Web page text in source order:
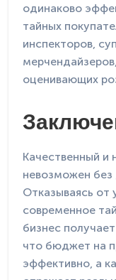
одинаково
тайных
инспекторов,
оценивающих
Качественный и
невозможен
Отказываясь от
современное
бизнес
что бюджет на
эффективно, а